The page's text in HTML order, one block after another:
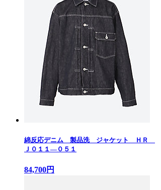
綿反応デニム 製品洗 ジャケット ＨＲ
Ｊ０１１—０５１
84,700円